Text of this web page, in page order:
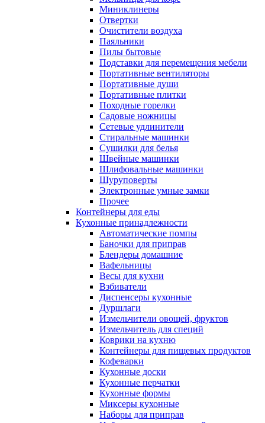
Миниклинеры
Отвертки
Очистители воздуха
Паяльники
Пилы бытовые
Подставки для перемещения мебели
Портативные вентиляторы
Портативные души
Портативные плитки
Походные горелки
Садовые ножницы
Сетевые удлинители
Стиральные машинки
Сушилки для белья
Швейные машинки
Шлифовальные машинки
Шуруповерты
Электронные умные замки
Прочее
Контейнеры для еды
Кухонные принадлежности
Автоматические помпы
Баночки для приправ
Блендеры домашние
Вафельницы
Весы для кухни
Взбиватели
Диспенсеры кухонные
Дуршлаги
Измельчители овощей, фруктов
Измельчитель для специй
Коврики на кухню
Контейнеры для пищевых продуктов
Кофеварки
Кухонные доски
Кухонные перчатки
Кухонные формы
Миксеры кухонные
Наборы для приправ